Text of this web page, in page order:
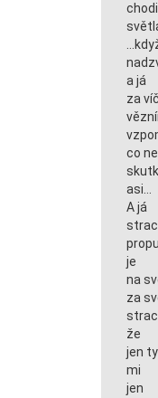
a já
za
co
asi…
A já
je
na
za
že
jen
mi
jen